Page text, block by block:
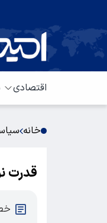
اقتصادی
خانه
قدرت